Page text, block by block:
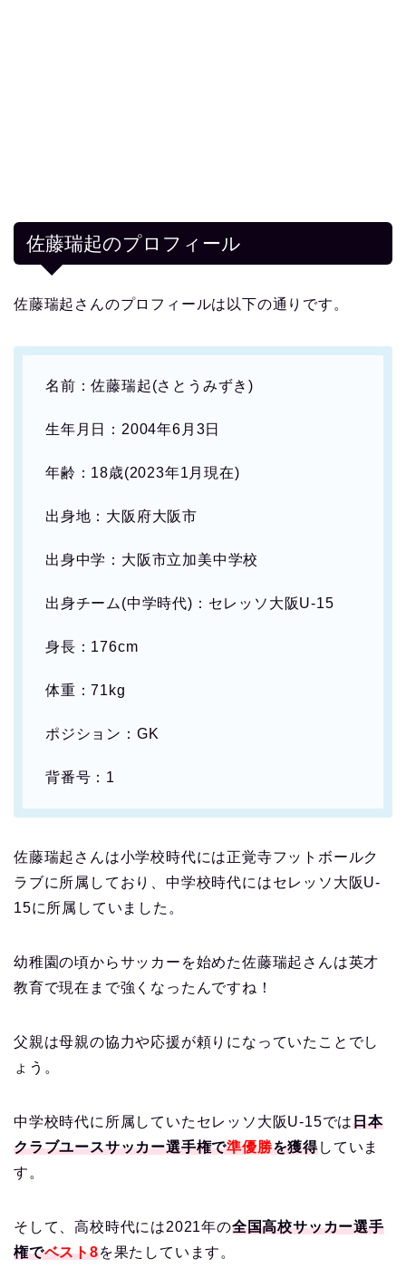
佐藤瑞起のプロフィール
佐藤瑞起さんのプロフィールは以下の通りです。
名前：佐藤瑞起(さとうみずき)
生年月日：2004年6月3日
年齢：18歳(2023年1月現在)
出身地：大阪府大阪市
出身中学：大阪市立加美中学校
出身チーム(中学時代)：セレッソ大阪U-15
身長：176cm
体重：71kg
ポジション：GK
背番号：1
佐藤瑞起さんは小学校時代には正覚寺フットボールク
ラブに所属しており、中学校時代にはセレッソ大阪U-
15に所属していました。
幼稚園の頃からサッカーを始めた佐藤瑞起さんは英才
教育で現在まで強くなったんですね！
父親は母親の協力や応援が頼りになっていたことでし
ょう。
中学校時代に所属していたセレッソ大阪U-15では日本
クラブユースサッカー選手権で準優勝を獲得していま
す。
そして、高校時代には2021年の全国高校サッカー選手
権でベスト8を果たしています。